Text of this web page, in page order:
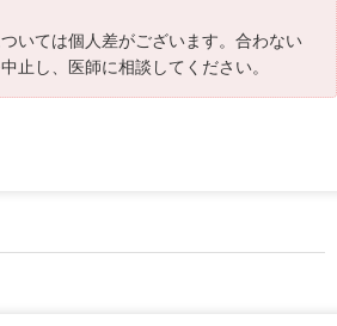
いては個人差がございます。合わない
止し、医師に相談してください。